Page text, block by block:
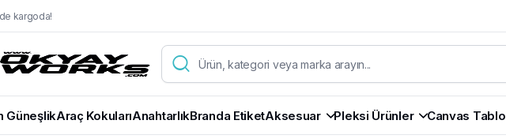
kargoda!
GüneşlikAraç KokularıAnahtarlıkBranda EtiketAksesuar Pleksi Ürünler Canvas Tablo